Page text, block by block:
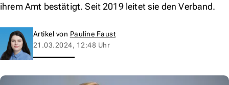
ihrem Amt bestätigt. Seit 2019 leitet sie den Verband.
Artikel von Pauline Faust
21.03.2024, 12:48 Uhr